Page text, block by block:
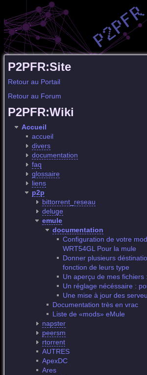
P2PFR:Site
Retour au Portail
Retour au Forum
P2PFR:Wiki
Accueil
accueil
divers
documentation
faq
glossaire
liens
p2p
bittorrent_reseau
deluge
emule
documentation
Configuration de votre
WRT54GL Pour la mule
Donner plusieurs
fonction de leurs type
Un aperçu de mes fichiers
Un réglage nécéssaire :
Une mise à jour des
Documentation très en vrac
Liste de «mods» eMule
napster
peersm
rtorrent
AUTRES
ApexDC
Ares